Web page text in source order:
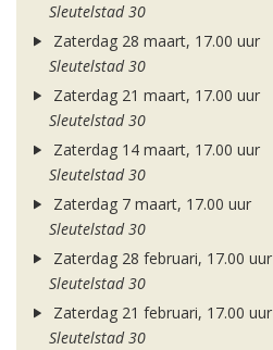
Sleutelstad 30
Zaterdag 28 maart, 17.00 uur
Sleutelstad 30
Zaterdag 21 maart, 17.00 uur
Sleutelstad 30
Zaterdag 14 maart, 17.00 uur
Sleutelstad 30
Zaterdag 7 maart, 17.00 uur
Sleutelstad 30
Zaterdag 28 februari, 17.00 uur
Sleutelstad 30
Zaterdag 21 februari, 17.00 uur
Sleutelstad 30